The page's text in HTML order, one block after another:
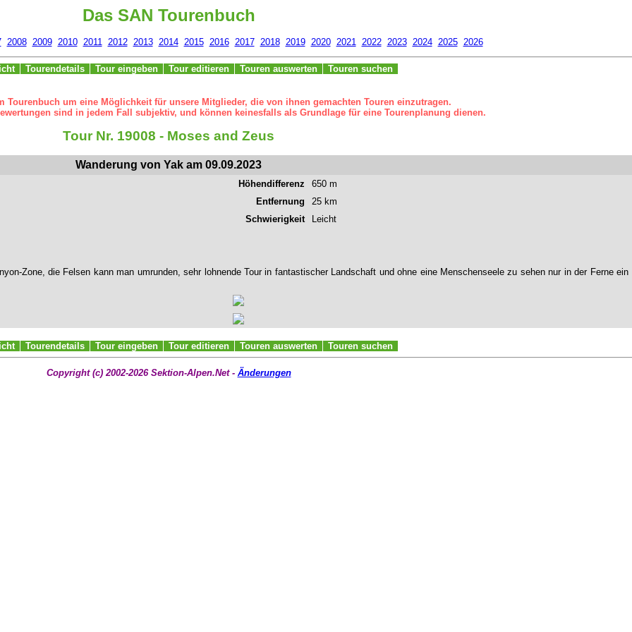
Das SAN Tourenbuch
2008 2009 2010 2011 2012 2013 2014 2015 2016 2017 2018 2019 2020 2021 2022 2023 2024 2025 2026
Tourendetails Tour eingeben Tour editieren Touren auswerten Touren suchen
Tourenbuch um eine Möglichkeit für unsere Mitglieder, die von ihnen gemachten Touren einzutragen.
sind in jedem Fall subjektiv, und können keinesfalls als Grundlage für eine Tourenplanung dienen.
Tour Nr. 19008 - Moses and Zeus
Wanderung von Yak am 09.09.2023
Höhendifferenz
650 m
Entfernung
25 km
Schwierigkeit
Leicht
Zone, die Felsen kann man umrunden, sehr lohnende Tour in fantastischer Landschaft und ohne eine Menschenseele zu sehen nur in der Ferne ein
Tourendetails Tour eingeben Tour editieren Touren auswerten Touren suchen
Copyright (c) 2002-2026 Sektion-Alpen.Net - Änderungen